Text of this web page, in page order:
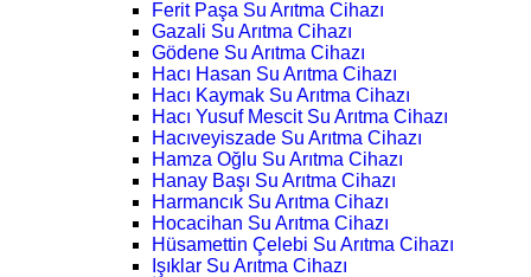
Ferit Paşa Su Arıtma Cihazı
Gazali Su Arıtma Cihazı
Gödene Su Arıtma Cihazı
Hacı Hasan Su Arıtma Cihazı
Hacı Kaymak Su Arıtma Cihazı
Hacı Yusuf Mescit Su Arıtma Cihazı
Hacıveyiszade Su Arıtma Cihazı
Hamza Oğlu Su Arıtma Cihazı
Hanay Başı Su Arıtma Cihazı
Harmancık Su Arıtma Cihazı
Hocacihan Su Arıtma Cihazı
Hüsamettin Çelebi Su Arıtma Cihazı
Işıklar Su Arıtma Cihazı